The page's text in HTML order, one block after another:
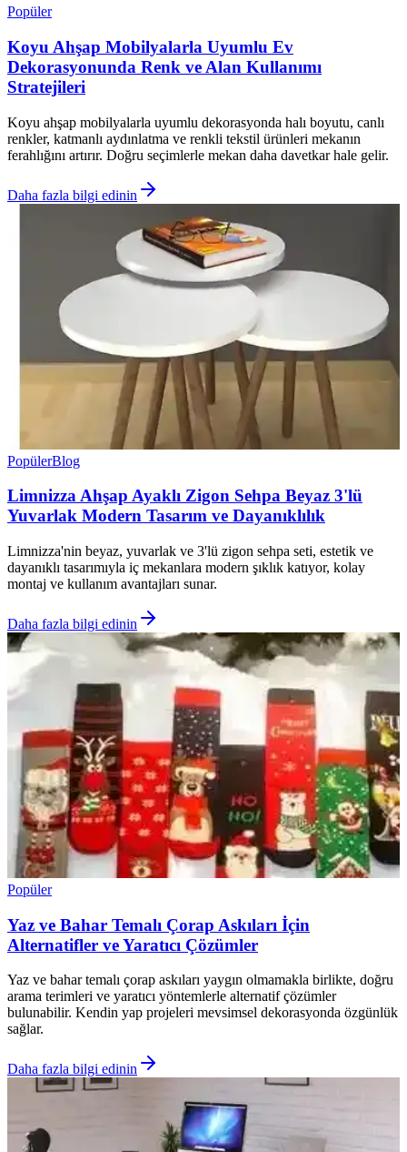
Popüler
Koyu Ahşap Mobilyalarla Uyumlu Ev
Dekorasyonunda Renk ve Alan Kullanımı
Stratejileri
Koyu ahşap mobilyalarla uyumlu dekorasyonda halı boyutu, canlı
renkler, katmanlı aydınlatma ve renkli tekstil ürünleri mekanın
ferahlığını artırır. Doğru seçimlerle mekan daha davetkar hale gelir.
Daha fazla bilgi edinin
PopülerBlog
Limnizza Ahşap Ayaklı Zigon Sehpa Beyaz 3'lü
Yuvarlak Modern Tasarım ve Dayanıklılık
Limnizza'nin beyaz, yuvarlak ve 3'lü zigon sehpa seti, estetik ve
dayanıklı tasarımıyla iç mekanlara modern şıklık katıyor, kolay
montaj ve kullanım avantajları sunar.
Daha fazla bilgi edinin
Popüler
Yaz ve Bahar Temalı Çorap Askıları İçin
Alternatifler ve Yaratıcı Çözümler
Yaz ve bahar temalı çorap askıları yaygın olmamakla birlikte, doğru
arama terimleri ve yaratıcı yöntemlerle alternatif çözümler
bulunabilir. Kendin yap projeleri mevsimsel dekorasyonda özgünlük
sağlar.
Daha fazla bilgi edinin